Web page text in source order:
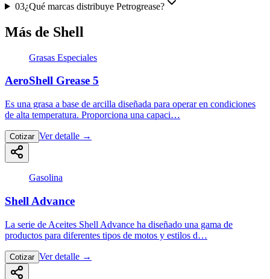
03¿Qué marcas distribuye Petrogrease?
Más de Shell
Grasas Especiales
AeroShell Grease 5
Es una grasa a base de arcilla diseñada para operar en condiciones
de alta temperatura. Proporciona una capaci…
Cotizar Ver detalle →
Gasolina
Shell Advance
La serie de Aceites Shell Advance ha diseñado una gama de
productos para diferentes tipos de motos y estilos d…
Cotizar Ver detalle →